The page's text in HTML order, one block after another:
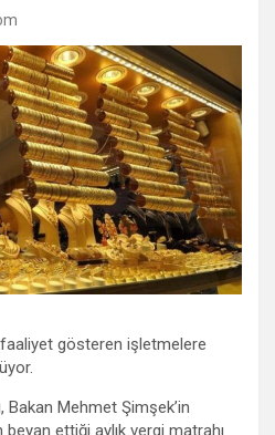
faaliyet gösteren işletmelere
Bakan Mehmet Şimşek’in
ettiği aylık vergi matrahı